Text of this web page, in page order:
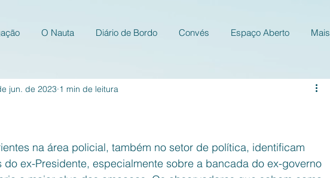
O Nauta Diário de Bordo Convés Espaço Aberto Mais
jun. de 2023 1 min de leitura
na área policial, também no setor de política, identificam
ex-Presidente, especialmente sobre a bancada do ex-governo